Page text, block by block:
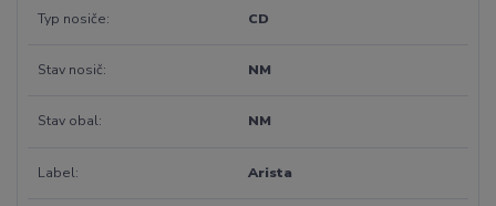
Typ nosiče CD
Stav nosič NM
Stav obal NM
Label Arista